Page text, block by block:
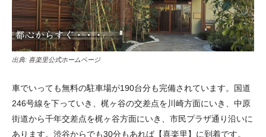
出典: 喜楽里公式ホームページ
車でいっても無料の駐車場が190台分も完備されています。国道
246号線を下っていき、梶ヶ谷の交差点を川崎方面にいき、中原
街道から千年交差点を梶ヶ谷方面にいき、市民プラザ通り沿いに
あります。渋谷からでも30分もあれば【喜楽里】に到着です。